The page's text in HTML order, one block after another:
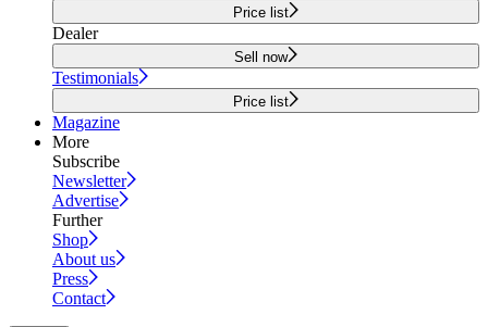
Price list
Dealer
Sell now
Testimonials
Price list
Magazine
More
Subscribe
Newsletter
Advertise
Further
Shop
About us
Press
Contact